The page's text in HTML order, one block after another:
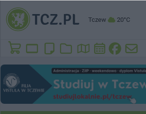
Tczew 20°C